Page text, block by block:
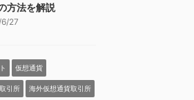
方法を解説
27
仮想通貨
引所 海外仮想通貨取引所